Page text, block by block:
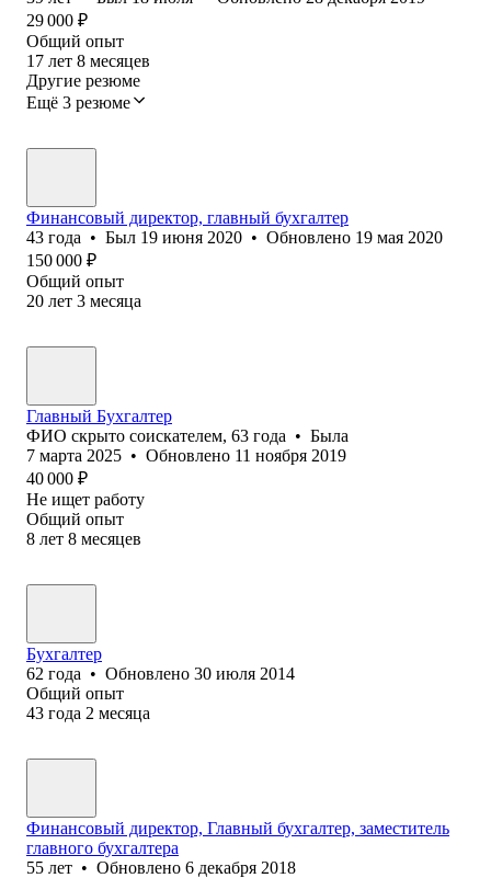
29 000 ₽
Общий опыт
17 лет 8 месяцев
Другие резюме
Ещё 3 резюме
Финансовый директор, главный бухгалтер
43 года • Был 19 июня 2020 • Обновлено 19 мая 2020
150 000 ₽
Общий опыт
20 лет 3 месяца
Главный Бухгалтер
ФИО скрыто соискателем, 63 года • Была
7 марта 2025 • Обновлено 11 ноября 2019
40 000 ₽
Не ищет работу
Общий опыт
8 лет 8 месяцев
Бухгалтер
62 года • Обновлено 30 июля 2014
Общий опыт
43 года 2 месяца
Финансовый директор, Главный бухгалтер, заместитель
главного бухгалтера
55 лет • Обновлено 6 декабря 2018